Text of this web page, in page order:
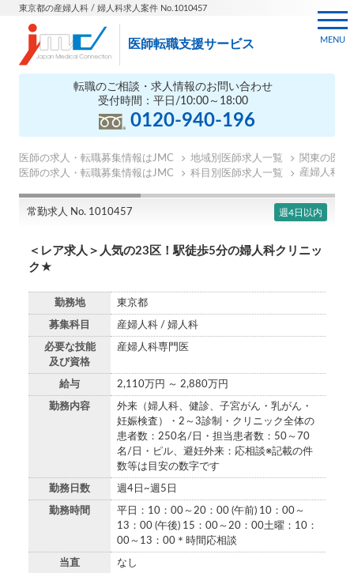
東京都の産婦人科 / 婦人科求人案件 No.1010457
医師転職支援サービス
転職のご相談・求人情報のお問い合わせ
受付時間：平日/10:00～18:00
0120-940-196
MENU
医師の求人・転職募集情報はJMC 地域別医師求人一覧
関東の医師
医師の求人・転職募集情報はJMC
科目別医師求人一覧 産婦人科の
常勤求人 No. 1010457 週4日以内
＜レア求人＞人気の23区！駅徒歩5分の婦人科クリニッ
ク★
勤務地 東京都
募集科目 産婦人科 / 婦人科
必要な技能
及び資格
産婦人科専門医
給与 2,110万円 ～ 2,880万円
勤務内容
外来（婦人科、健診、子宮がん・乳がん・
妊娠検査）・2～3診制・クリニック全体の
患者数：250名/日・担当患者数：50～70
名/日・ピル、避妊外来：応相談※記載の件
数等は目安の数字です
勤務日数 週4日~週5日
勤務時間
平日：10：00～20：00 (午前) 10：00～
13：00 (午後) 15：00～20：00土曜：10：
00～13：00＊時間応相談
当直 なし